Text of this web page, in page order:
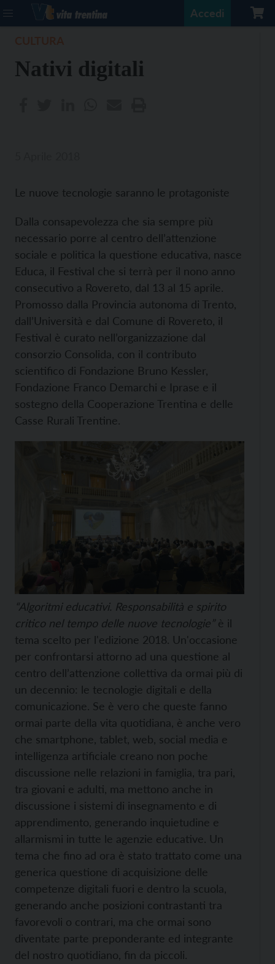
Accedi
Nativi digitali
Le nuove tecnologie saranno le protagoniste
Dalla consapevolezza che sia sempre più
necessario porre al centro dell’attenzione
sociale e politica la questione educativa, nasce
Educa, il Festival che si terrà per il nono anno
consecutivo a Rovereto, dal 13 al 15 aprile.
Promosso dalla Provincia autonoma di Trento,
dall’Università e dal Comune di Rovereto, il
Festival è curato nell’organizzazione dal
consorzio Consolida, con il contributo
scientifico di Fondazione Bruno Kessler,
Fondazione Franco Demarchi e Iprase e il
sostegno della Cooperazione Trentina e delle
Casse Rurali Trentine.
“Algoritmi educativi. Responsabilità e spirito
critico nel tempo delle nuove tecnologie”è il
tema scelto per l'edizione 2018. Un'occasione
per confrontarsi attorno ad una questione al
centro dell’attenzione collettiva da ormai più di
un decennio: le tecnologie digitali e della
comunicazione. Se è vero che queste fanno
ormai parte della vita quotidiana, è anche vero
che smartphone, tablet, web, social media e
intelligenza artificiale creano non poche
discussione nelle relazioni in famiglia, tra pari,
tra giovani e adulti, ma mettono anche in
discussione i sistemi di insegnamento e di
apprendimento, generando inquietudine e
allarmismi in tutte le agenzie educative. Un
tema che fino ad ora è stato trattato come una
generica questione di acquisizione delle
competenze digitali fuori e dentro la scuola,
generando anche posizioni contrastanti tra
favorevoli o contrari, ma che ormai sono
diventate parte preponderante ed integrante
del nostro quotidiano, fin da piccoli.